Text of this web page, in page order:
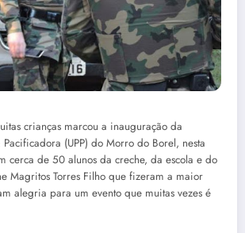
crianças marcou a inauguração da
(UPP) do Morro do Borel, nesta
cerca de 50 alunos da creche, da escola e do
Magritos Torres Filho que fizeram a maior
alegria para um evento que muitas vezes é